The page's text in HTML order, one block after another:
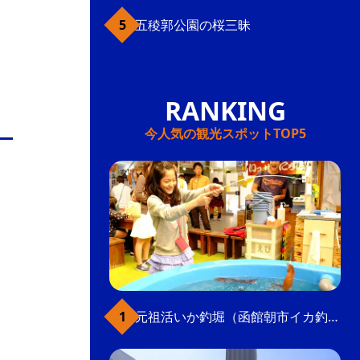
五稜郭公園の桜三昧
今人気の観光スポットTOP5
元祖活いか釣堀（函館朝市イカ釣り体験）